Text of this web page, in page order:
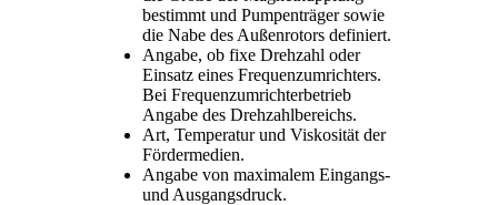
bestimmt und Pumpenträger sowie
die Nabe des Außenrotors definiert.
Angabe, ob fixe Drehzahl oder
Einsatz eines Frequenzumrichters.
Bei Frequenzumrichterbetrieb
Angabe des Drehzahlbereichs.
Art, Temperatur und Viskosität der
Fördermedien.
Angabe von maximalem Eingangs-
und Ausgangsdruck.